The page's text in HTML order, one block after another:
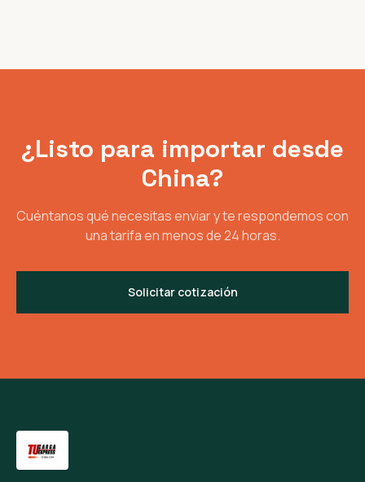
¿Listo para importar desde
China?
Cuéntanos qué necesitas enviar y te respondemos con
una tarifa en menos de 24 horas.
Solicitar cotización